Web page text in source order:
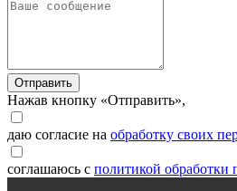
Отправить
Нажав кнопку «Отправить»,
даю согласие на обработку своих
соглашаюсь с политикой обработки